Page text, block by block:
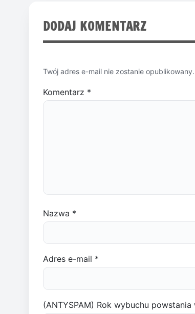
DODAJ KOMENTARZ
Twój adres e-mail nie zostanie opublikowany.
Komentarz *
Nazwa *
Adres e-mail *
(ANTYSPAM) Rok wybuchu